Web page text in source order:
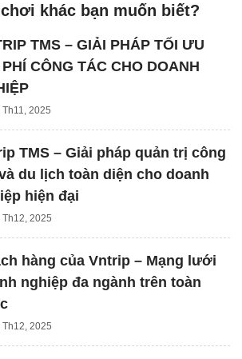
khác bạn muốn biết?
TMS – GIẢI PHÁP TỐI ƯU
CÔNG TÁC CHO DOANH
Th11, 2025
TMS – Giải pháp quản trị công
du lịch toàn diện cho doanh
hiện đại
Th12, 2025
hàng của Vntrip – Mạng lưới
nghiệp đa ngành trên toàn
Th12, 2025